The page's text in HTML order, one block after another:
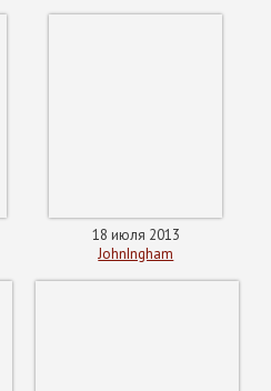
18 июля 2013
JohnIngham